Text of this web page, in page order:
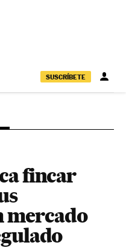
SUSCRÍBETE
fincar
mercado